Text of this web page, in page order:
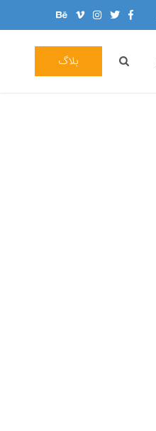
بلاگ